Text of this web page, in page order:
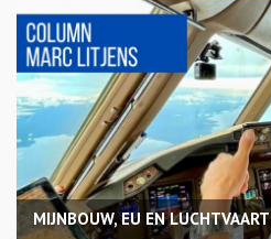
MIJNBOUW, EU EN LUCHTVAART